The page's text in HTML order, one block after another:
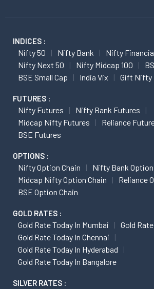
INDICES :
Nifty 50 Nifty Bank
Nifty
Nifty Next 50
Nifty Midcap 100
BSE Small Cap
India Vix Gift Nifty
FUTURES :
Nifty Futures
Nifty Bank Futures
Midcap Nifty Futures
Reliance
BSE Futures
OPTIONS :
Nifty Option Chain
Nifty Bank Option
Midcap Nifty Option Chain
Reliance
BSE Option Chain
GOLD RATES :
Gold Rate Today In Mumbai
Gold
Gold Rate Today In Chennai
Gold Rate Today In Hyderabad
Gold Rate Today In Bangalore
SILVER RATES :